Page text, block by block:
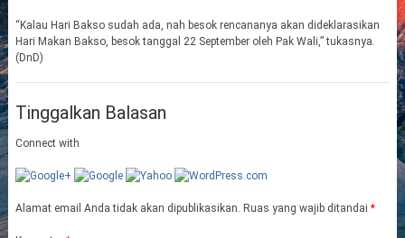
“Kalau Hari Bakso sudah ada, nah besok rencananya akan dideklarasikan
Hari Makan Bakso, besok tanggal 22 September oleh Pak Wali,” tukasnya.
(DnD)
Tinggalkan Balasan
Connect with
Alamat email Anda tidak akan dipublikasikan. Ruas yang wajib ditandai *